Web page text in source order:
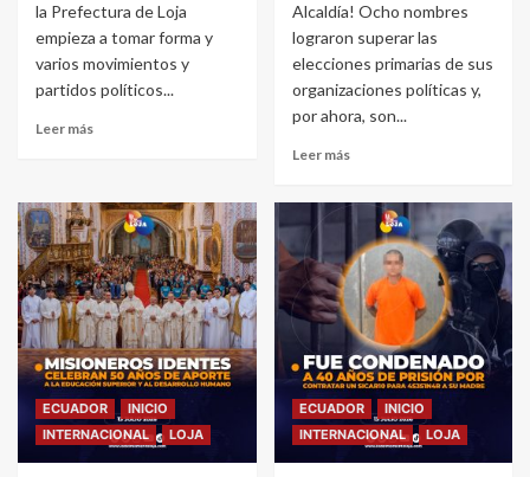
la Prefectura de Loja
empieza a tomar forma y
varios movimientos y
partidos políticos...
Leer más
Alcaldía! Ocho nombres
lograron superar las
elecciones primarias de sus
organizaciones políticas y,
por ahora, son...
Leer más
ECUADOR
INICIO
INTERNACIONAL
LOJA
ECUADOR
INICIO
INTERNACIONAL
LOJA